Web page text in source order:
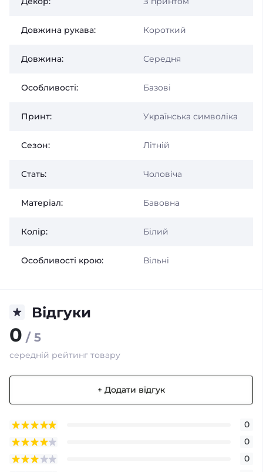
Довжина рукава: Короткий
Довжина: Середня
Особливості: Базові
Принт: Українська символіка
Сезон: Літній
Стать: Чоловіча
Матеріал: Бавовна
Колір: Білий
Особливості крою: Вільні
Відгуки
0 / 5
середній рейтинг товару
+ Додати відгук
0
0
0